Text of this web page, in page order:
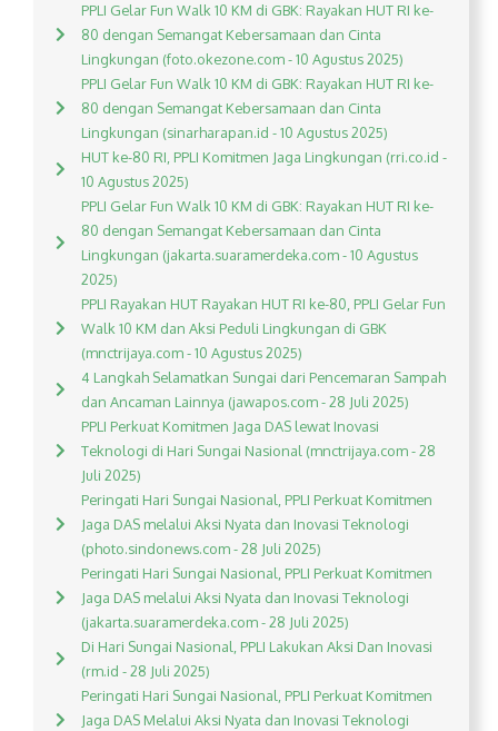
PPLI Gelar Fun Walk 10 KM di GBK: Rayakan HUT RI ke-
80 dengan Semangat Kebersamaan dan Cinta
Lingkungan (foto.okezone.com - 10 Agustus 2025)
PPLI Gelar Fun Walk 10 KM di GBK: Rayakan HUT RI ke-
80 dengan Semangat Kebersamaan dan Cinta
Lingkungan (sinarharapan.id - 10 Agustus 2025)
HUT ke-80 RI, PPLI Komitmen Jaga Lingkungan (rri.co.id -
10 Agustus 2025)
PPLI Gelar Fun Walk 10 KM di GBK: Rayakan HUT RI ke-
80 dengan Semangat Kebersamaan dan Cinta
Lingkungan (jakarta.suaramerdeka.com - 10 Agustus
2025)
PPLI Rayakan HUT Rayakan HUT RI ke-80, PPLI Gelar Fun
Walk 10 KM dan Aksi Peduli Lingkungan di GBK
(mnctrijaya.com - 10 Agustus 2025)
4 Langkah Selamatkan Sungai dari Pencemaran Sampah
dan Ancaman Lainnya (jawapos.com - 28 Juli 2025)
PPLI Perkuat Komitmen Jaga DAS lewat Inovasi
Teknologi di Hari Sungai Nasional (mnctrijaya.com - 28
Juli 2025)
Peringati Hari Sungai Nasional, PPLI Perkuat Komitmen
Jaga DAS melalui Aksi Nyata dan Inovasi Teknologi
(photo.sindonews.com - 28 Juli 2025)
Peringati Hari Sungai Nasional, PPLI Perkuat Komitmen
Jaga DAS melalui Aksi Nyata dan Inovasi Teknologi
(jakarta.suaramerdeka.com - 28 Juli 2025)
Di Hari Sungai Nasional, PPLI Lakukan Aksi Dan Inovasi
(rm.id - 28 Juli 2025)
Peringati Hari Sungai Nasional, PPLI Perkuat Komitmen
Jaga DAS Melalui Aksi Nyata dan Inovasi Teknologi